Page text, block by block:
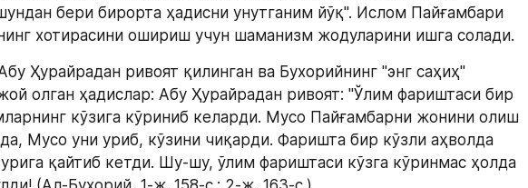
бери бирорта ҳадисни унутганим йўқ". Ислом Пайғамбари
хотирасини ошириш учун шаманизм жодуларини ишга солади.
Ҳурайрадан ривоят қилинган ва Бухорийнинг "энг саҳиҳ"
олган ҳадислар: Абу Ҳурайрадан ривоят: "Ўлим фариштаси бир
кўзига кўриниб келарди. Мусо Пайғамбарни жонини олиш
Мусо уни уриб, кўзини чиқарди. Фаришта бир кўзли аҳволда
қайтиб кетди. Шу-шу, ўлим фариштаси кўзга кўринмас ҳолда